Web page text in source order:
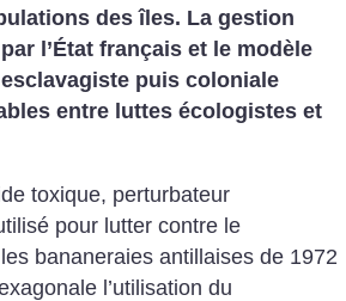
des îles. La gestion
l’État français et le modèle
puis coloniale
entre luttes écologistes et
toxique, perturbateur
pour lutter contre le
bananeraies antillaises de 1972
l’utilisation du